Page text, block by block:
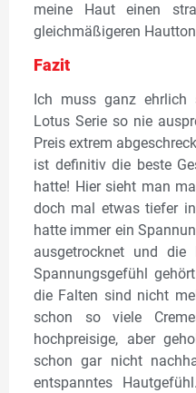
meine Haut einen
gleichmäßigeren
Fazit
Ich muss ganz ehrlich
Lotus Serie so nie
Preis extrem
ist definitiv die beste
hatte! Hier sieht man
doch mal etwas tiefer
hatte immer ein
ausgetrocknet und
Spannungsgefühl
die Falten sind nicht
schon so viele
hochpreisige, aber
schon gar nicht
entspanntes